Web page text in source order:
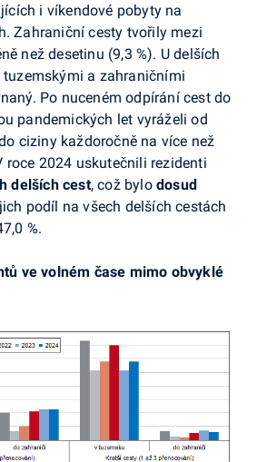
i víkendové pobyty na
Zahraniční cesty tvořily mezi
než desetinu (9,3 %). U delších
a zahraničními
Po nuceném odpírání cest do
pandemických let vyráželi od
ciziny každoročně na více než
roce 2024 uskutečnili rezidenti
delších cest, což bylodosud
podíl na všech delších cestách
%.
ve volném čase mimo obvyklé